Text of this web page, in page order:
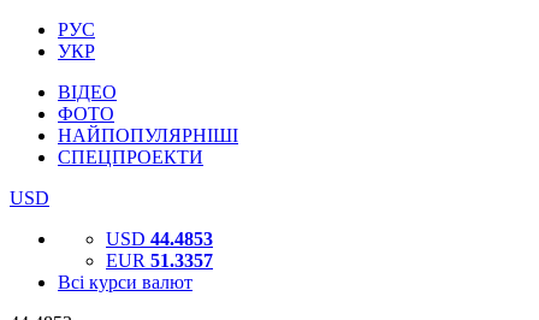
РУС
УКР
ВІДЕО
ФОТО
НАЙПОПУЛЯРНІШІ
СПЕЦПРОЕКТИ
USD
USD 44.4853
EUR 51.3357
Всі курси валют